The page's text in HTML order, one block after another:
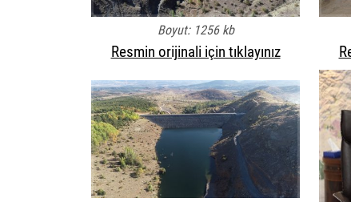
Boyut: 1256 kb
Resmin orijinali için tıklayınız